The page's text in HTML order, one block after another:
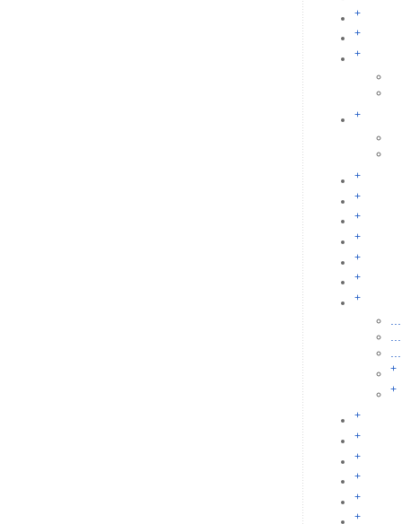
+
+
+
+
+
+
+
+
+
+
+
...
...
...
+
+
+
+
+
+
+
+